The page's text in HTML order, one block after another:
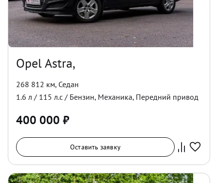
Opel Astra,
268 812 км, Седан
1.6 л / 115 л.с / Бензин, Механика, Передний привод
400 000 ₽
Оставить заявку